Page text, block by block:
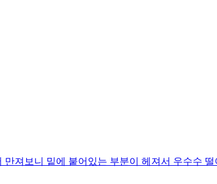
져보니 밑에 붙어있는 부분이 헤져서 우수수